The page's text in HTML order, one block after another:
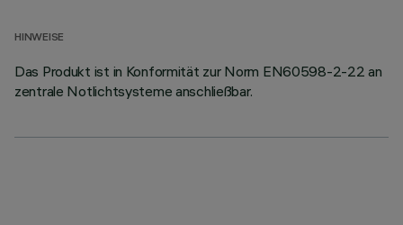
HINWEISE
Das Produkt ist in Konformität zur Norm EN60598-2-22 an
zentrale Notlichtsysteme anschließbar.